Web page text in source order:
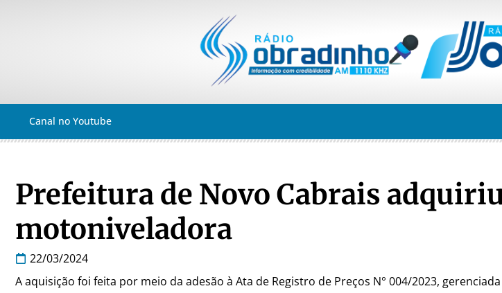
Canal no Youtube
Prefeitura de Novo Cabrais
motoniveladora
22/03/2024
A aquisição foi feita por meio da adesão à Ata de Registro de Preços N° 004/2023,